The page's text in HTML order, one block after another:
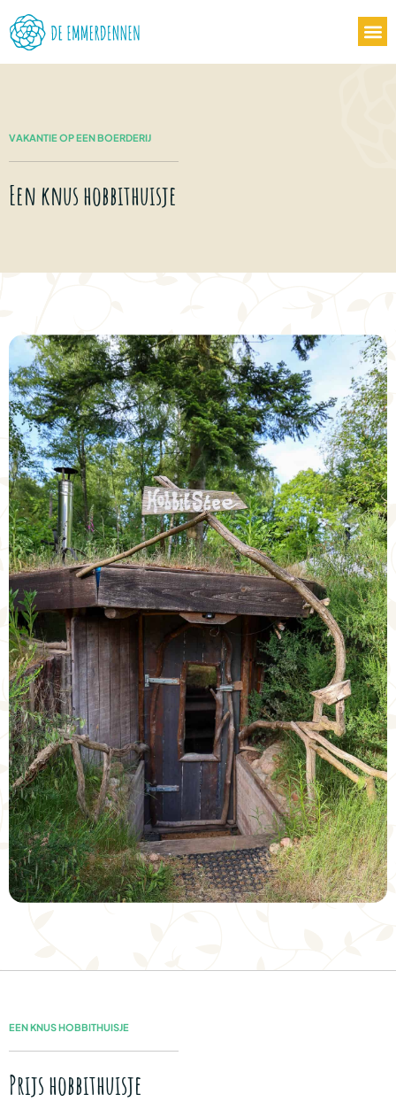
VAKANTIE OP EEN BOERDERIJ
Een knus hobbithuisje
EEN KNUS HOBBITHUISJE​
Prijs hobbithuisje